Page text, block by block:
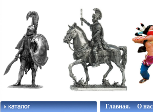
Главная. О